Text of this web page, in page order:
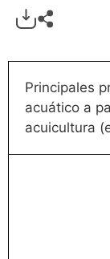
Principales
acuático a
acuicultura